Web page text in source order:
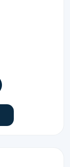
10